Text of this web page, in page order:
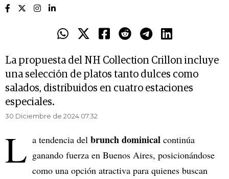
La propuesta del NH Collection Crillon incluye
una selección de platos tanto dulces como
salados, distribuidos en cuatro estaciones
especiales.
30 Diciembre de 2024 07.32
L a tendencia del brunch dominical continúa
ganando fuerza en Buenos Aires, posicionándose
como una opción atractiva para quienes buscan